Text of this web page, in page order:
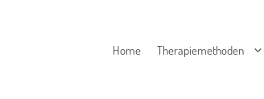
Home Therapiemethoden